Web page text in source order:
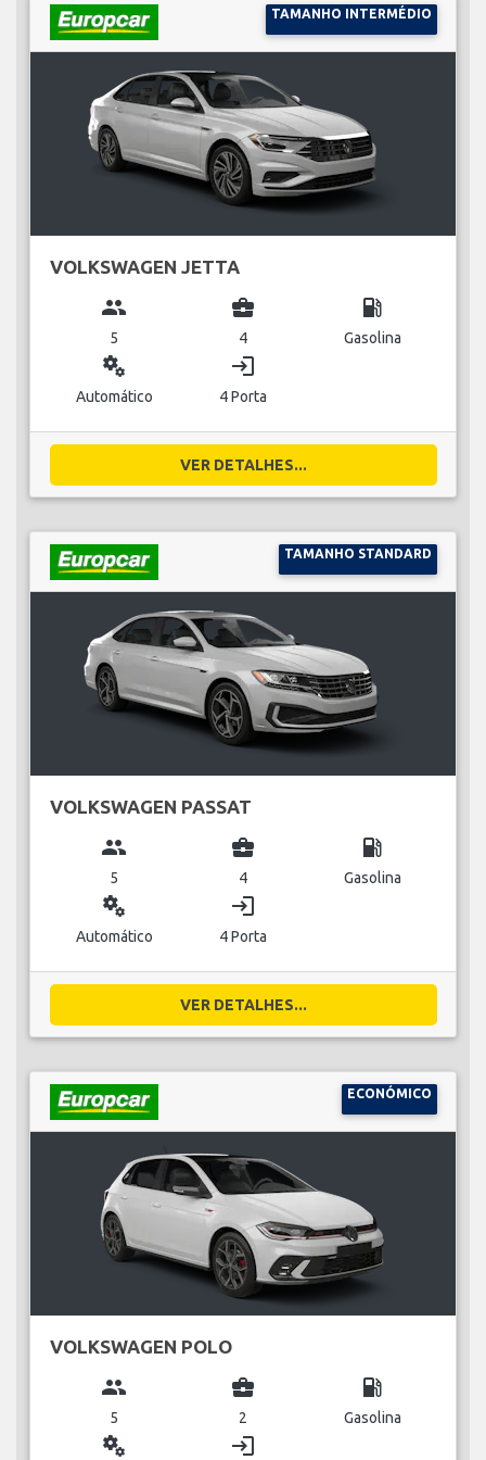
TAMANHO INTERMÉDIO
VOLKSWAGEN JETTA
group
5
business_center
4
local_gas_station
Gasolina
miscellaneous_services
Automático
login
4 Porta
VER DETALHES...
TAMANHO STANDARD
VOLKSWAGEN PASSAT
group
5
business_center
4
local_gas_station
Gasolina
miscellaneous_services
Automático
login
4 Porta
VER DETALHES...
ECONÓMICO
VOLKSWAGEN POLO
group
5
business_center
2
local_gas_station
Gasolina
miscellaneous_services login